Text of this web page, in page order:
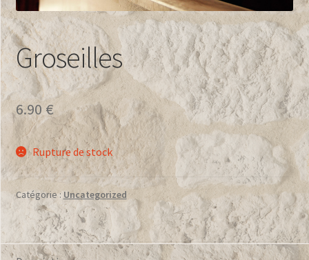
Les Partenaires
Mon compte
Paiement
Panier
Politique de confidentialité
Qui sommes nous
Groseilles
6.90€
Rupture de stock
Catégorie :Uncategorized